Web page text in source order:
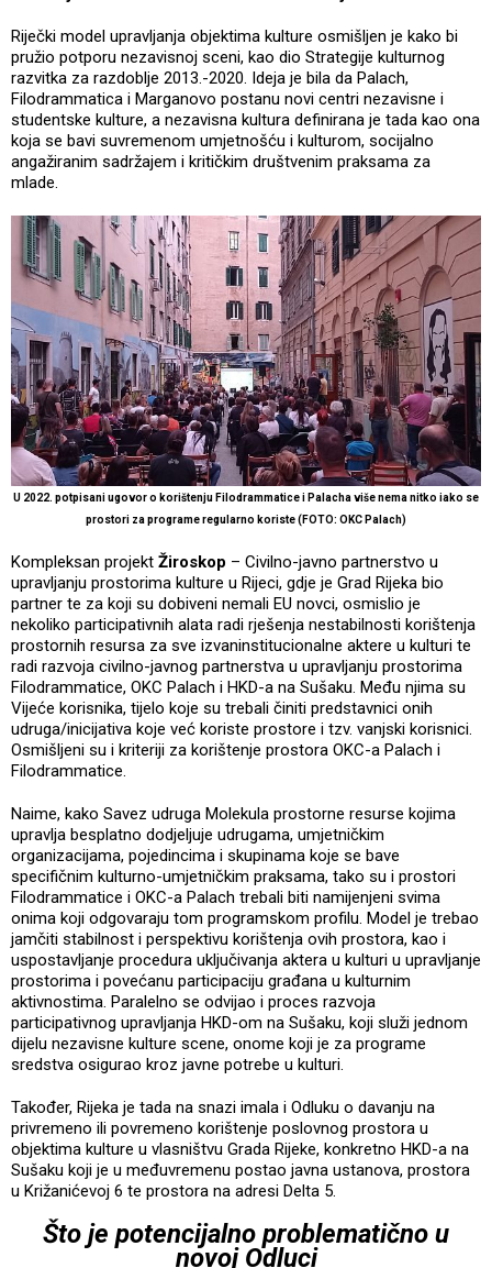
Riječki model upravljanja objektima kulture osmišljen je kako bi
pružio potporu nezavisnoj sceni, kao dio Strategije kulturnog
razvitka za razdoblje 2013.-2020. Ideja je bila da Palach,
Filodrammatica i Marganovo postanu novi centri nezavisne i
studentske kulture, a nezavisna kultura definirana je tada kao ona
koja se bavi suvremenom umjetnošću i kulturom, socijalno
angažiranim sadržajem i kritičkim društvenim praksama za
mlade.
U 2022. potpisani ugovor o korištenju Filodrammatice i Palacha više nema nitko iako se
prostori za programe regularno koriste (FOTO: OKC Palach)
Kompleksan projekt Žiroskop – Civilno-javno partnerstvo u
upravljanju prostorima kulture u Rijeci, gdje je Grad Rijeka bio
partner te za koji su dobiveni nemali EU novci, osmislio je
nekoliko participativnih alata radi rješenja nestabilnosti korištenja
prostornih resursa za sve izvaninstitucionalne aktere u kulturi te
radi razvoja civilno-javnog partnerstva u upravljanju prostorima
Filodrammatice, OKC Palach i HKD-a na Sušaku. Među njima su
Vijeće korisnika, tijelo koje su trebali činiti predstavnici onih
udruga/inicijativa koje već koriste prostore i tzv. vanjski korisnici.
Osmišljeni su i kriteriji za korištenje prostora OKC-a Palach i
Filodrammatice.
Naime, kako Savez udruga Molekula prostorne resurse kojima
upravlja besplatno dodjeljuje udrugama, umjetničkim
organizacijama, pojedincima i skupinama koje se bave
specifičnim kulturno-umjetničkim praksama, tako su i prostori
Filodrammatice i OKC-a Palach trebali biti namijenjeni svima
onima koji odgovaraju tom programskom profilu. Model je trebao
jamčiti stabilnost i perspektivu korištenja ovih prostora, kao i
uspostavljanje procedura uključivanja aktera u kulturi u upravljanje
prostorima i povećanu participaciju građana u kulturnim
aktivnostima. Paralelno se odvijao i proces razvoja
participativnog upravljanja HKD-om na Sušaku, koji služi jednom
dijelu nezavisne kulture scene, onome koji je za programe
sredstva osigurao kroz javne potrebe u kulturi.
Također, Rijeka je tada na snazi imala i Odluku o davanju na
privremeno ili povremeno korištenje poslovnog prostora u
objektima kulture u vlasništvu Grada Rijeke, konkretno HKD-a na
Sušaku koji je u međuvremenu postao javna ustanova, prostora
u Križanićevoj 6 te prostora na adresi Delta 5.
Što je potencijalno problematično u
novoj Odluci